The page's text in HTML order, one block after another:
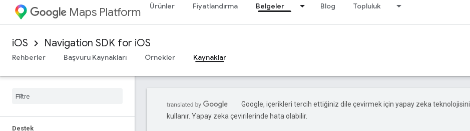
Maps Platform Ürünler Fiyatlandırma Belgeler Blog Topluluk
iOS Navigation SDK for iOS
Rehberler
Başvuru Kaynakları Örnekler Kaynaklar
Destek
Google, içerikleri tercih ettiğiniz dile çevirmek için yapay zeka teknolojisini
kullanır. Yapay zeka çevirilerinde hata olabilir.